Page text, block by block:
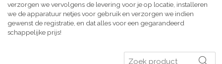
verzorgen we vervolgens de levering voor je op locatie, installeren
we de apparatuur netjes voor gebruik en verzorgen we indien
gewenst de registratie, en dat alles voor een gegarandeerd
schappelijke prijs!
Zoeken